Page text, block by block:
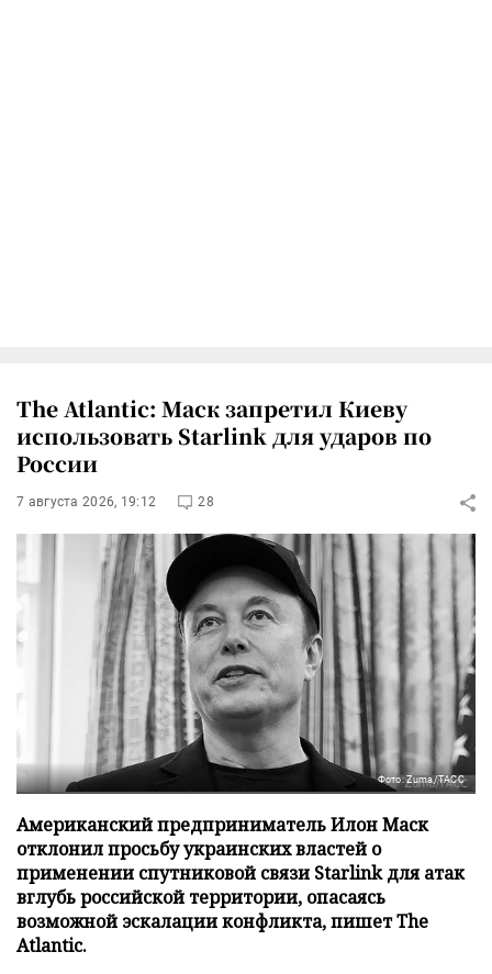
The Atlantic: Маск запретил Киеву
использовать Starlink для ударов по
России
7 августа 2026, 19:12 28
Фото: Zuma/ТАСС
Американский предприниматель Илон Маск
отклонил просьбу украинских властей о
применении спутниковой связи Starlink для атак
вглубь российской территории, опасаясь
возможной эскалации конфликта, пишет The
Atlantic.